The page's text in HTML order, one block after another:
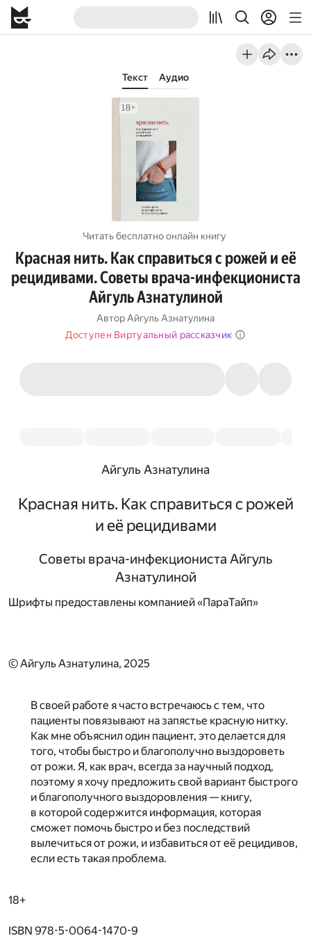
Текст Аудио
Читать бесплатно онлайн книгу
Красная нить. Как справиться с рожей и её
рецидивами. Советы врача-инфекциониста
Айгуль Азнатулиной
АвторАйгуль Азнатулина
Доступен Виртуальный рассказчик
Айгуль Азнатулина
Красная нить. Как справиться с рожей
и её рецидивами
Советы врача-инфекциониста Айгуль
Азнатулиной
Шрифты предоставлены компанией «ПараТайп»
© Айгуль Азнатулина, 2025
В своей работе я часто встречаюсь с тем, что
пациенты повязывают на запястье красную нитку.
Как мне объяснил один пациент, это делается для
того, чтобы быстро и благополучно выздороветь
от рожи. Я, как врач, всегда за научный подход,
поэтому я хочу предложить свой вариант быстрого
и благополучного выздоровления — книгу,
в которой содержится информация, которая
сможет помочь быстро и без последствий
вылечиться от рожи, и избавиться от её рецидивов,
если есть такая проблема.
18+
ISBN 978-5-0064-1470-9